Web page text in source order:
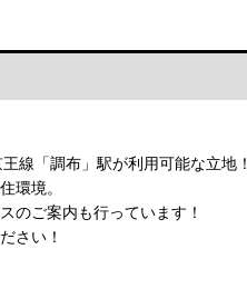
線「調布」駅が利用可能な立地！
環境。
のご案内も行っています！
さい！